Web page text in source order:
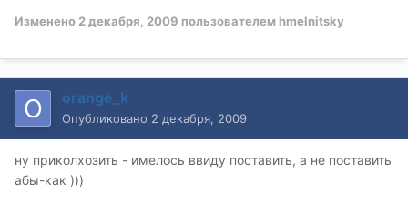
Изменено 2 декабря, 2009 пользователем hmelnitsky
orange_k
Опубликовано 2 декабря, 2009
ну приколхозить - имелось ввиду поставить, а не поставить
абы-как )))